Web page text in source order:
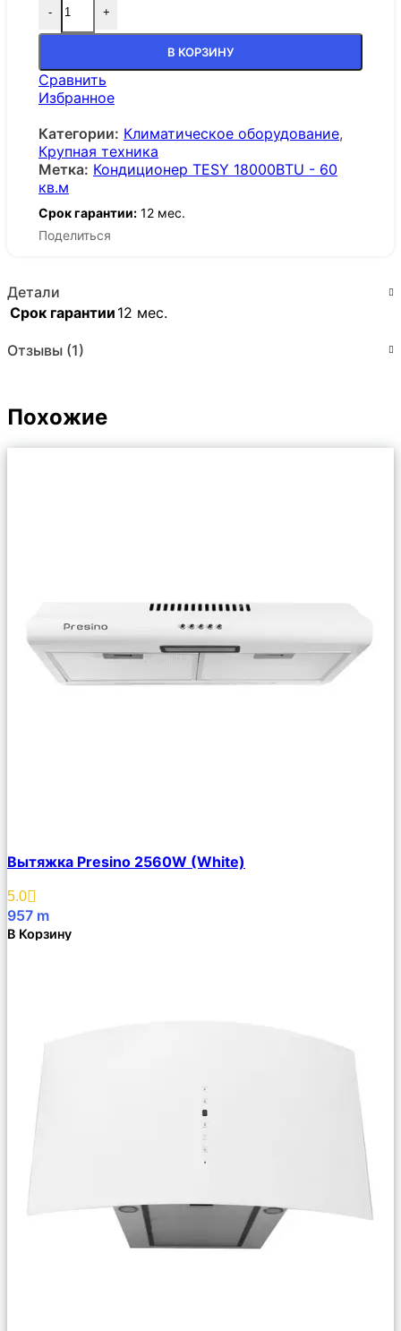
- +
В КОРЗИНУ
Сравнить
Избранное
Категории: Климатическое оборудование,
Крупная техника
Метка: Кондиционер TESY 18000BTU - 60
кв.м
Срок гарантии: 12 мес.
Поделиться
Детали
Срок гарантии 12 мес.
Отзывы (1)
Похожие
Описание
Избранное
Вытяжка Presino 2560W (White)
5.0
957 m
В Корзину